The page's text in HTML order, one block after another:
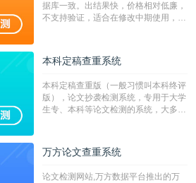
据库一致。出结果快，价格相对低廉，
不支持验证，适合在修改中期使用，定
本科定稿查重系统
本科定稿查重版（一般习惯叫本科终评
版），论文抄袭检测系统，专用于大学
生专、本科等论文检测的系统，大多数
万方论文查重系统
论文检测网站,万方数据平台推出的万